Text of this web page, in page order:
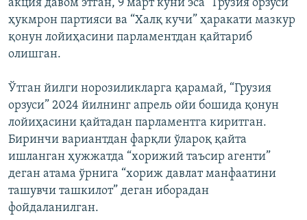
акция давом этган, 9 март куни эса “Грузия орзуси”
ҳукмрон партияси ва “Халқ кучи” ҳаракати мазкур
қонун лойиҳасини парламентдан қайтариб
олишган.
Ўтган йилги норозиликларга қарамай, “Грузия
орзуси” 2024 йилнинг апрель ойи бошида қонун
лойиҳасини қайтадан парламентга киритган.
Биринчи вариантдан фарқли ўлароқ қайта
ишланган ҳужжатда “хорижий таъсир агенти”
деган атама ўрнига “хориж давлат манфаатини
ташувчи ташкилот” деган иборадан
фойдаланилган.